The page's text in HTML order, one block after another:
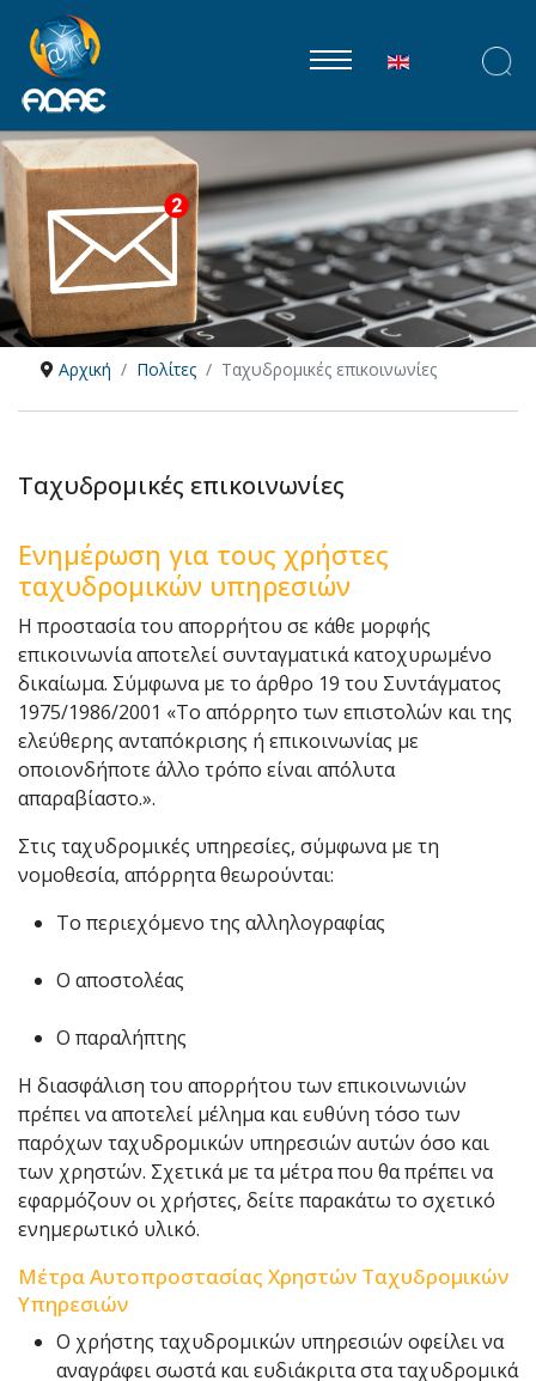
Επιλέξτε τη
Αρχική Πολίτες Ταχυδρομικές επικοινωνίες
Ταχυδρομικές επικοινωνίες
Ενημέρωση για τους χρήστες
ταχυδρομικών υπηρεσιών
Η προστασία του απορρήτου σε κάθε μορφής
επικοινωνία αποτελεί συνταγματικά κατοχυρωμένο
δικαίωμα. Σύμφωνα με το άρθρο 19 του Συντάγματος
1975/1986/2001 «Το απόρρητο των επιστολών και της
ελεύθερης ανταπόκρισης ή επικοινωνίας µε
οποιονδήποτε άλλο τρόπο είναι απόλυτα
απαραβίαστο.».
Στις ταχυδρομικές υπηρεσίες, σύμφωνα με τη
νομοθεσία, απόρρητα θεωρούνται:
Το περιεχόμενο της αλληλογραφίας
Ο αποστολέας
Ο παραλήπτης
Η διασφάλιση του απορρήτου των επικοινωνιών
πρέπει να αποτελεί μέλημα και ευθύνη τόσο των
παρόχων ταχυδρομικών υπηρεσιών αυτών όσο και
των χρηστών. Σχετικά με τα μέτρα που θα πρέπει να
εφαρμόζουν οι χρήστες, δείτε παρακάτω το σχετικό
ενημερωτικό υλικό.
Μέτρα Αυτοπροστασίας Χρηστών Ταχυδρομικών
Υπηρεσιών
Ο χρήστης ταχυδρομικών υπηρεσιών οφείλει να
αναγράφει σωστά και ευδιάκριτα στα ταχυδρομικά